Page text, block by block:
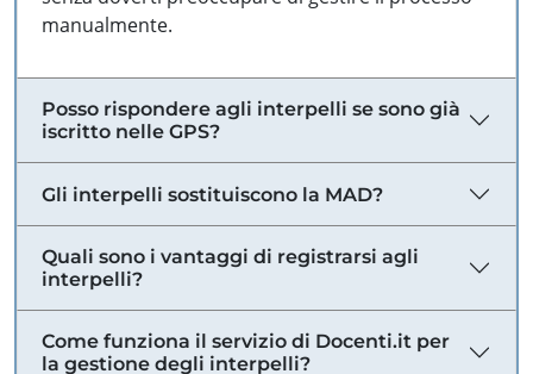
manualmente.
Posso rispondere agli interpelli se sono già
iscritto nelle GPS?
Gli interpelli sostituiscono la MAD?
Quali sono i vantaggi di registrarsi agli
interpelli?
Come funziona il servizio di Docenti.it per
la gestione degli interpelli?